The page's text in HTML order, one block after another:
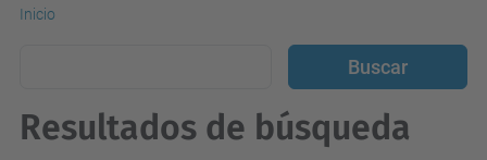
Inicio
Resultados de búsqueda